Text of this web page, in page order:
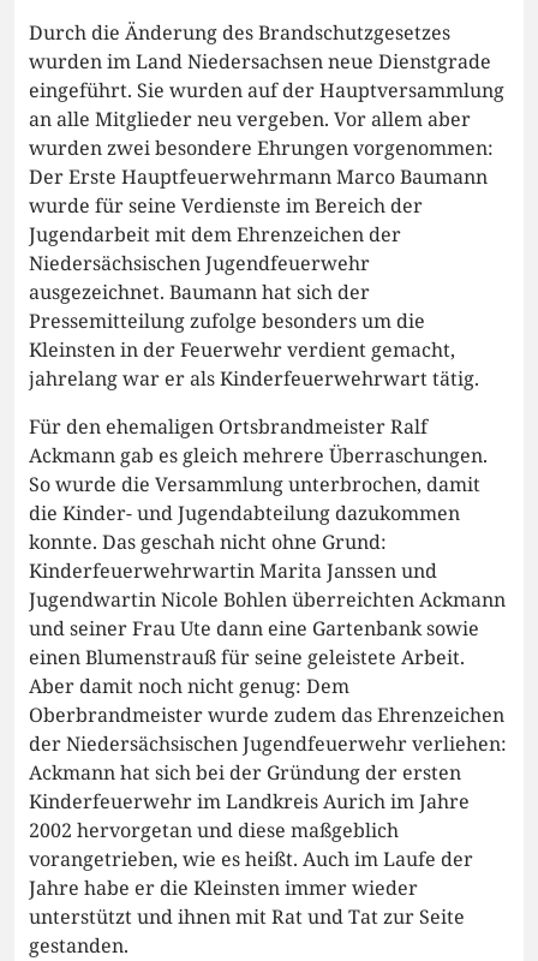
Durch die Änderung des Brandschutzgesetzes
wurden im Land Niedersachsen neue Dienstgrade
eingeführt. Sie wurden auf der Hauptversammlung
an alle Mitglieder neu vergeben. Vor allem aber
wurden zwei besondere Ehrungen vorgenommen:
Der Erste Hauptfeuerwehrmann Marco Baumann
wurde für seine Verdienste im Bereich der
Jugendarbeit mit dem Ehrenzeichen der
Niedersächsischen Jugendfeuerwehr
ausgezeichnet. Baumann hat sich der
Pressemitteilung zufolge besonders um die
Kleinsten in der Feuerwehr verdient gemacht,
jahrelang war er als Kinderfeuerwehrwart tätig.
Für den ehemaligen Ortsbrandmeister Ralf
Ackmann gab es gleich mehrere Überraschungen.
So wurde die Versammlung unterbrochen, damit
die Kinder- und Jugendabteilung dazukommen
konnte. Das geschah nicht ohne Grund:
Kinderfeuerwehrwartin Marita Janssen und
Jugendwartin Nicole Bohlen überreichten Ackmann
und seiner Frau Ute dann eine Gartenbank sowie
einen Blumenstrauß für seine geleistete Arbeit.
Aber damit noch nicht genug: Dem
Oberbrandmeister wurde zudem das Ehrenzeichen
der Niedersächsischen Jugendfeuerwehr verliehen:
Ackmann hat sich bei der Gründung der ersten
Kinderfeuerwehr im Landkreis Aurich im Jahre
2002 hervorgetan und diese maßgeblich
vorangetrieben, wie es heißt. Auch im Laufe der
Jahre habe er die Kleinsten immer wieder
unterstützt und ihnen mit Rat und Tat zur Seite
gestanden.